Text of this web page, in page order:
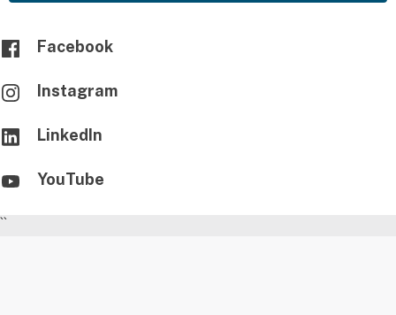
Facebook
Instagram
LinkedIn
YouTube
``